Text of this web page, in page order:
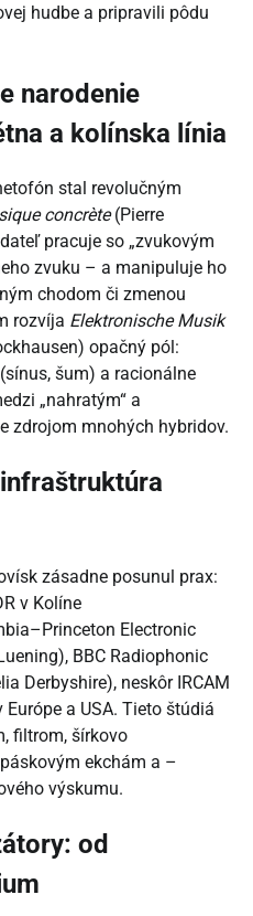
hudbe a pripravili pôdu
narodenie
a kolínska línia
stal revolučným
concrète(Pierre
pracuje so „zvukovým
zvuku – a manipuluje ho
chodom či zmenou
rozvíja Elektronische Musik
opačný pól:
šum) a racionálne
„nahratým“ a
zdrojom mnohých hybridov.
zásadne posunul prax:
v Kolíne
Electronic
BBC Radiophonic
Derbyshire), neskôr IRCAM
a USA. Tieto štúdiá
filtrom, šírkovo
ekchám a –
výskumu.
od